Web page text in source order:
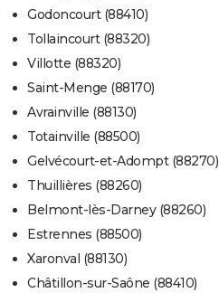
Godoncourt (88410)
Tollaincourt (88320)
Villotte (88320)
Saint-Menge (88170)
Avrainville (88130)
Totainville (88500)
Gelvécourt-et-Adompt (88270)
Thuillières (88260)
Belmont-lès-Darney (88260)
Estrennes (88500)
Xaronval (88130)
Châtillon-sur-Saône (88410)